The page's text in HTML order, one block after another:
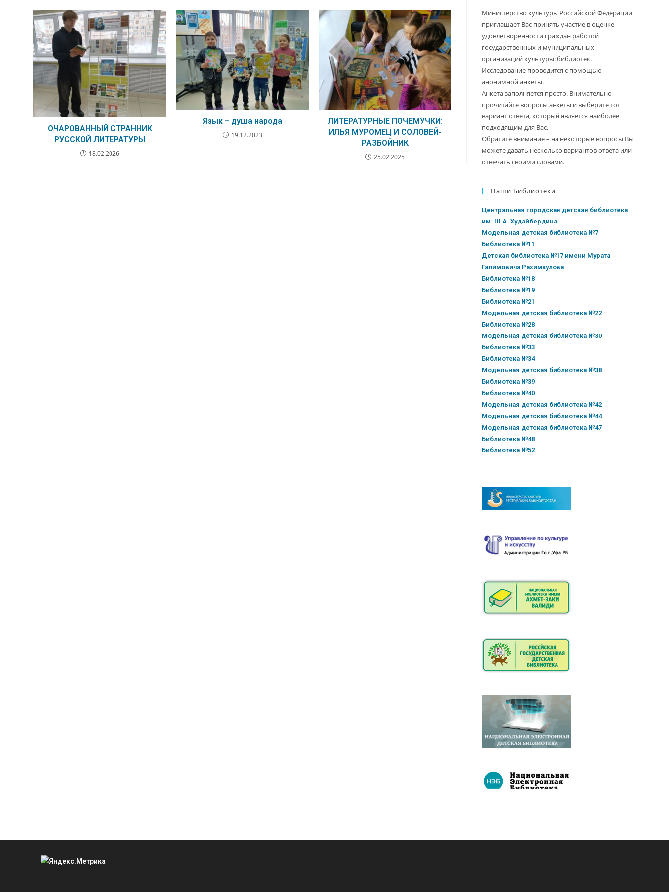
ОЧАРОВАННЫЙ СТРАННИК
РУССКОЙ ЛИТЕРАТУРЫ
18.02.2026
Язык – душа народа
19.12.2023
ЛИТЕРАТУРНЫЕ ПОЧЕМУЧКИ:
ИЛЬЯ МУРОМЕЦ И СОЛОВЕЙ-
РАЗБОЙНИК
25.02.2025
Министерство культуры Российской Федерации
приглашает Вас принять участие в оценке
удовлетворенности граждан работой
государственных и муниципальных
организаций культуры: библиотек.
Исследование проводится с помощью
анонимной анкеты.
Анкета заполняется просто. Внимательно
прочитайте вопросы анкеты и выберите тот
вариант ответа, который является наиболее
подходящим для Вас.
Обратите внимание – на некоторые вопросы Вы
можете давать несколько вариантов ответа или
отвечать своими словами.
Наши Библиотеки
Центральная городская детская библиотека
им. Ш.А. Худайбердина
Модельная детская библиотека №7
Библиотека №11
Детская библиотека №17 имени Мурата
Галимовича Рахимкулова
Библиотека №18
Библиотека №19
Библиотека №21
Модельная детская библиотека №22
Библиотека №28
Модельная детская библиотека №30
Библиотека №33
Библиотека №34
Модельная детская библиотека №38
Библиотека №39
Библиотека №40
Модельная детская библиотека №42
Модельная детская библиотека №44
Модельная детская библиотека №47
Библиотека №48
Библиотека №52